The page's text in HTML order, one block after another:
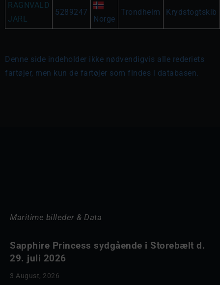
RAGNVALD
JARL
5289247
Norge
Trondheim Krydstogtskib
Denne side indeholder ikke nødvendigvis alle rederiets
fartøjer, men kun de fartøjer som findes i databasen.
Maritime billeder & Data
Sapphire Princess sydgående i Storebælt d.
29. juli 2026
3 August, 2026